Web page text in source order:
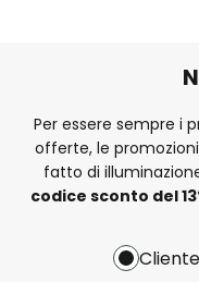
Per essere sempre i
offerte, le
fatto di
codice sconto del